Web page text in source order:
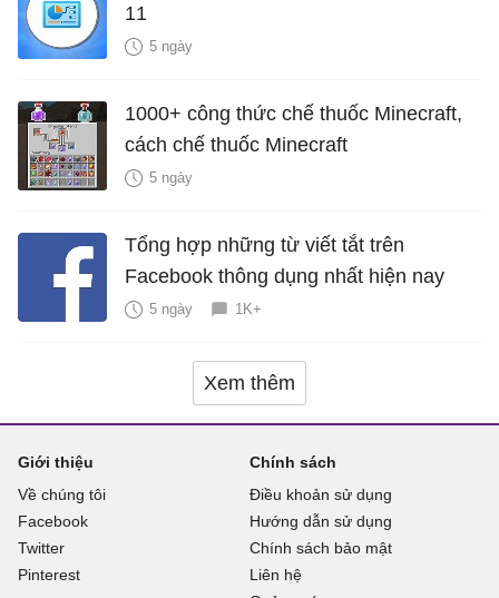
11
5 ngày
1000+ công thức chế thuốc Minecraft,
cách chế thuốc Minecraft
5 ngày
Tổng hợp những từ viết tắt trên
Facebook thông dụng nhất hiện nay
5 ngày 1K+
Xem thêm
Giới thiệu
Về chúng tôi
Facebook
Twitter
Pinterest
Chính sách
Điều khoản sử dụng
Hướng dẫn sử dụng
Chính sách bảo mật
Liên hệ